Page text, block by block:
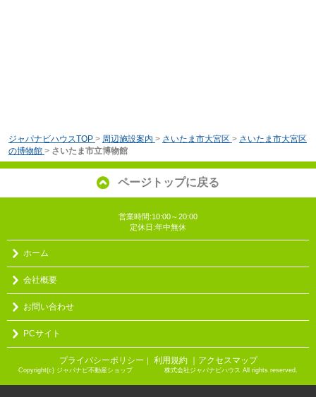
ジャパナビハウスTOP > 周辺施設案内 > さいたま市大宮区 > さいたま市大宮区
の博物館 > さいたま市立博物館
ページトップに戻る
営業時間:10:00～20:00
定休日:年中無休
ホーム
会社概要
お問い合わせ
PCサイト
プライバシーポリシー ｜ 利用規約 ｜アクセスマップ
Copyright(c) ジャパナビ不動産ショップ 株式会社ジャパナビハウス All rights reserved.